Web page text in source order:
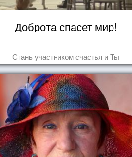
Доброта спасет мир!
Стань участником счастья и Ты